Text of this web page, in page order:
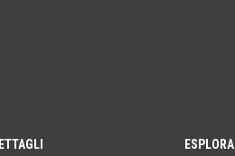
ESPLORA